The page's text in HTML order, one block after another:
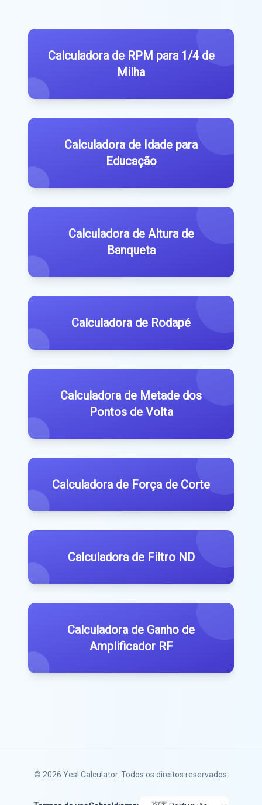
Calculadora de RPM para 1/4 de
Milha
Calculadora de Idade para
Educação
Calculadora de Altura de
Banqueta
Calculadora de Rodapé
Calculadora de Metade dos
Pontos de Volta
Calculadora de Força de Corte
Calculadora de Filtro ND
Calculadora de Ganho de
Amplificador RF
© 2026 Yes! Calculator. Todos os direitos reservados.